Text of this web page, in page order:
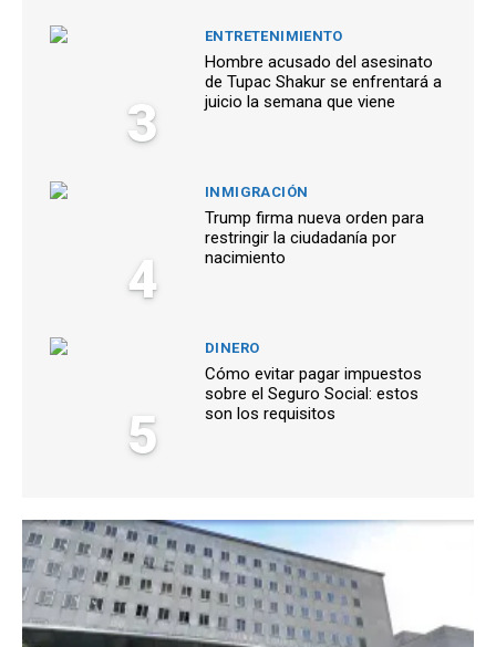
3
ENTRETENIMIENTO
Hombre acusado del asesinato
de Tupac Shakur se enfrentará a
juicio la semana que viene
4
INMIGRACIÓN
Trump firma nueva orden para
restringir la ciudadanía por
nacimiento
5
DINERO
Cómo evitar pagar impuestos
sobre el Seguro Social: estos
son los requisitos